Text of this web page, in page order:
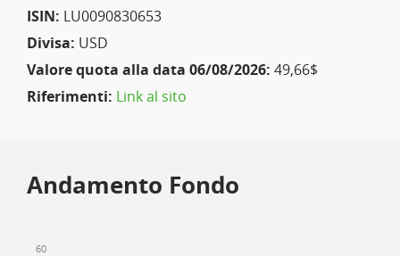
ISIN: LU0090830653
Divisa: USD
Valore quota alla data 06/08/2026: 49,66$
Riferimenti: Link al sito
Andamento Fondo
60